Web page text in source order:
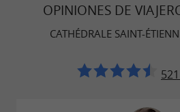
OPINIONES DE
CATHÉDRALE SAINT-